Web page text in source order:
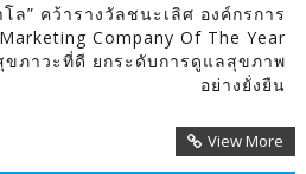
ล” คว้ารางวัลชนะเลิศ องค์กรการ
Company Of The Year
ขภาวะที่ดี ยกระดับการดูแลสุขภาพ
อย่างยั่งยืน
View More